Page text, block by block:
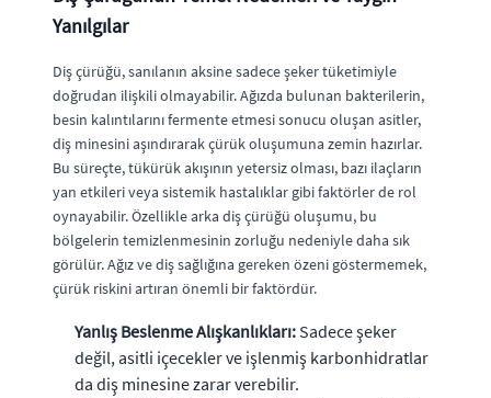
Yanılgılar
Diş çürüğü, sanılanın aksine sadece şeker tüketimiyle
doğrudan ilişkili olmayabilir. Ağızda bulunan bakterilerin,
besin kalıntılarını fermente etmesi sonucu oluşan asitler,
diş minesini aşındırarak çürük oluşumuna zemin hazırlar.
Bu süreçte, tükürük akışının yetersiz olması, bazı ilaçların
yan etkileri veya sistemik hastalıklar gibi faktörler de rol
oynayabilir. Özellikle arka diş çürüğü oluşumu, bu
bölgelerin temizlenmesinin zorluğu nedeniyle daha sık
görülür. Ağız ve diş sağlığına gereken özeni göstermemek,
çürük riskini artıran önemli bir faktördür.
Yanlış Beslenme Alışkanlıkları: Sadece şeker
değil, asitli içecekler ve işlenmiş karbonhidratlar
da diş minesine zarar verebilir.